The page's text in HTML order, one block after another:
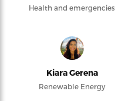
Health and emergencies
Kiara Gerena
Renewable Energy